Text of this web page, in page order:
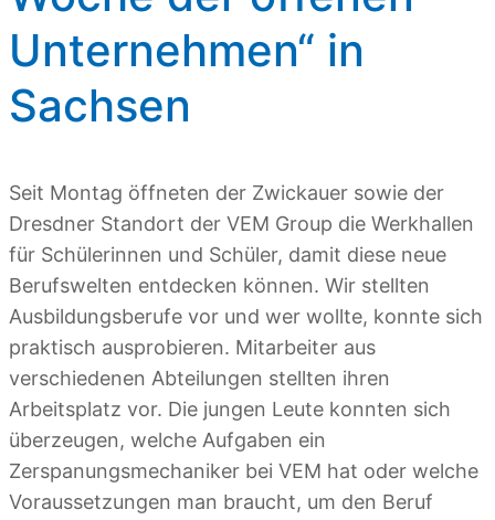
Unternehmen“ in
Sachsen
Seit Montag öffneten der Zwickauer sowie der
Dresdner Standort der VEM Group die Werkhallen
für Schülerinnen und Schüler, damit diese neue
Berufswelten entdecken können. Wir stellten
Ausbildungsberufe vor und wer wollte, konnte sich
praktisch ausprobieren. Mitarbeiter aus
verschiedenen Abteilungen stellten ihren
Arbeitsplatz vor. Die jungen Leute konnten sich
überzeugen, welche Aufgaben ein
Zerspanungsmechaniker bei VEM hat oder welche
Voraussetzungen man braucht, um den Beruf